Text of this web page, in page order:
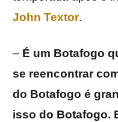
John Textor.
– É um Botafogo
se reencontrar
do Botafogo é
isso do Botafogo.